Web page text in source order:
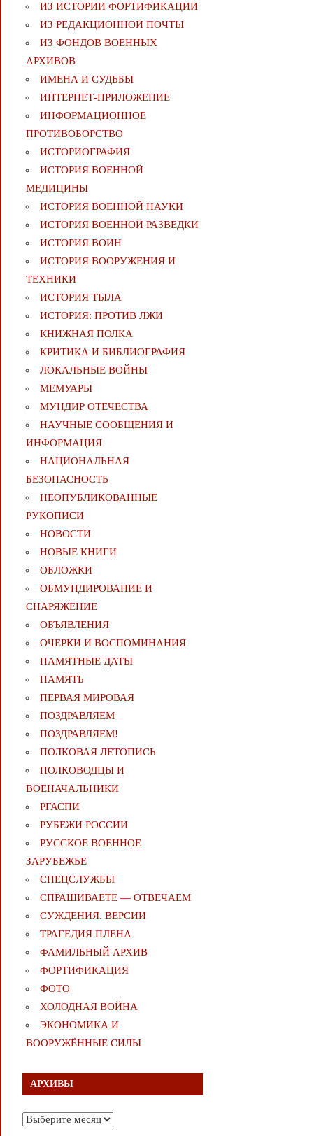
ИЗ ИСТОРИИ ФОРТИФИКАЦИИ
ИЗ РЕДАКЦИОННОЙ ПОЧТЫ
ИЗ ФОНДОВ ВОЕННЫХ
АРХИВОВ
ИМЕНА И СУДЬБЫ
ИНТЕРНЕТ-ПРИЛОЖЕНИЕ
ИНФОРМАЦИОННОЕ
ПРОТИВОБОРСТВО
ИСТОРИОГРАФИЯ
ИСТОРИЯ ВОЕННОЙ
МЕДИЦИНЫ
ИСТОРИЯ ВОЕННОЙ НАУКИ
ИСТОРИЯ ВОЕННОЙ РАЗВЕДКИ
ИСТОРИЯ ВОИН
ИСТОРИЯ ВООРУЖЕНИЯ И
ТЕХНИКИ
ИСТОРИЯ ТЫЛА
ИСТОРИЯ: ПРОТИВ ЛЖИ
КНИЖНАЯ ПОЛКА
КРИТИКА И БИБЛИОГРАФИЯ
ЛОКАЛЬНЫЕ ВОЙНЫ
МЕМУАРЫ
МУНДИР ОТЕЧЕСТВА
НАУЧНЫЕ СООБЩЕНИЯ И
ИНФОРМАЦИЯ
НАЦИОНАЛЬНАЯ
БЕЗОПАСНОСТЬ
НЕОПУБЛИКОВАННЫЕ
РУКОПИСИ
НОВОСТИ
НОВЫЕ КНИГИ
ОБЛОЖКИ
ОБМУНДИРОВАНИЕ И
СНАРЯЖЕНИЕ
ОБЪЯВЛЕНИЯ
ОЧЕРКИ И ВОСПОМИНАНИЯ
ПАМЯТНЫЕ ДАТЫ
ПАМЯТЬ
ПЕРВАЯ МИРОВАЯ
ПОЗДРАВЛЯЕМ
ПОЗДРАВЛЯЕМ!
ПОЛКОВАЯ ЛЕТОПИСЬ
ПОЛКОВОДЦЫ И
ВОЕНАЧАЛЬНИКИ
РГАСПИ
РУБЕЖИ РОССИИ
РУССКОЕ ВОЕННОЕ
ЗАРУБЕЖЬЕ
СПЕЦСЛУЖБЫ
СПРАШИВАЕТЕ — ОТВЕЧАЕМ
СУЖДЕНИЯ. ВЕРСИИ
ТРАГЕДИЯ ПЛЕНА
ФАМИЛЬНЫЙ АРХИВ
ФОРТИФИКАЦИЯ
ФОТО
ХОЛОДНАЯ ВОЙНА
ЭКОНОМИКА И
ВООРУЖЁННЫЕ СИЛЫ
АРХИВЫ
Архивы